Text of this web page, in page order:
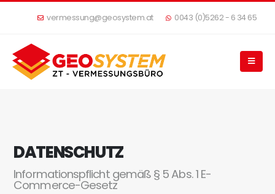
vermessung@geosystem.at 0043 (0)5262 - 6 34 65
DATENSCHUTZ
Informationspflicht gemäß § 5 Abs. 1 E-
Commerce-Gesetz